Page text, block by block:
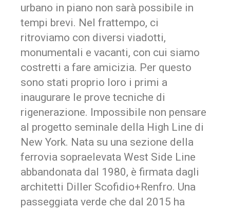
urbano in piano non sarà possibile in
tempi brevi. Nel frattempo, ci
ritroviamo con diversi viadotti,
monumentali e vacanti, con cui siamo
costretti a fare amicizia. Per questo
sono stati proprio loro i primi a
inaugurare le prove tecniche di
rigenerazione. Impossibile non pensare
al progetto seminale della High Line di
New York. Nata su una sezione della
ferrovia sopraelevata West Side Line
abbandonata dal 1980, è firmata dagli
architetti Diller Scofidio+Renfro. Una
passeggiata verde che dal 2015 ha